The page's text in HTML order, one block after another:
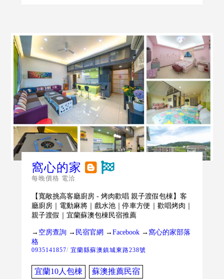
窩心的家
每晚價格 電洽
【寬敞挑高客廳廚房 - 烤肉歡唱 親子渡假包棟】客
廳廚房｜電動麻將｜戲水池｜停車方便｜歡唱烤肉｜
親子渡假｜宜蘭蘇澳包棟民宿推薦
→ 空房查詢→ 民宿官網 →Facebook→ 窩心的家部落
格
0935141857/ 宜蘭縣蘇澳鎮城東路238號
宜蘭10人包棟 蘇澳推薦民宿